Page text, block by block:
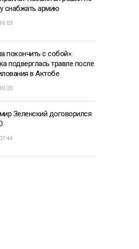
снабжать армию
покончить с собой»:
подверглась травле после
в Актобе
Зеленский договорился